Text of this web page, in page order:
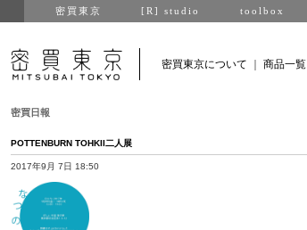
密買東京 [R] studio toolbox
密買東京について 商品一覧
密買日報
POTTENBURN TOHKII二人展
2017年9月 7日 18:50